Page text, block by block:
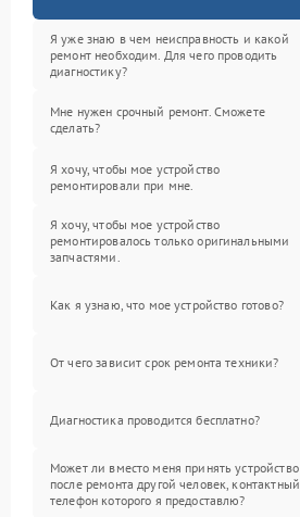
Я уже знаю в чем неисправность и какой
ремонт необходим. Для чего проводить
диагностику?
Мне нужен срочный ремонт. Сможете
сделать?
Я хочу, чтобы мое устройство
ремонтировали при мне.
Я хочу, чтобы мое устройство
ремонтировалось только оригинальными
запчастями.
Как я узнаю, что мое устройство готово?
От чего зависит срок ремонта техники?
Диагностика проводится бесплатно?
Может ли вместо меня принять устройство
после ремонта другой человек, контактный
телефон которого я предоставлю?